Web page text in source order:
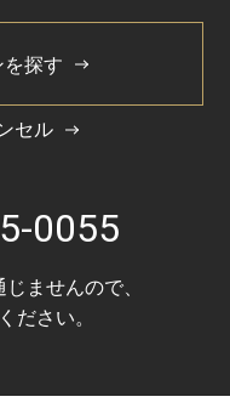
カールアイロン)」設
カールを叶えます。
を探す
セル
0055
ませんので、
ださい。